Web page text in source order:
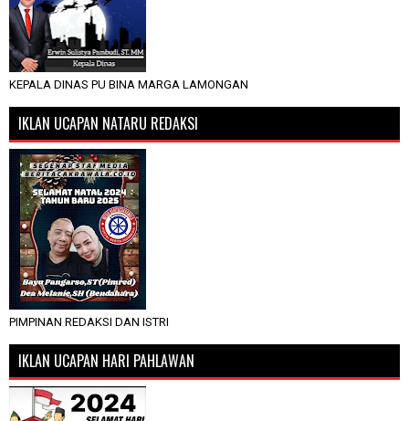
KEPALA DINAS PU BINA MARGA LAMONGAN
IKLAN UCAPAN NATARU REDAKSI
PIMPINAN REDAKSI DAN ISTRI
IKLAN UCAPAN HARI PAHLAWAN